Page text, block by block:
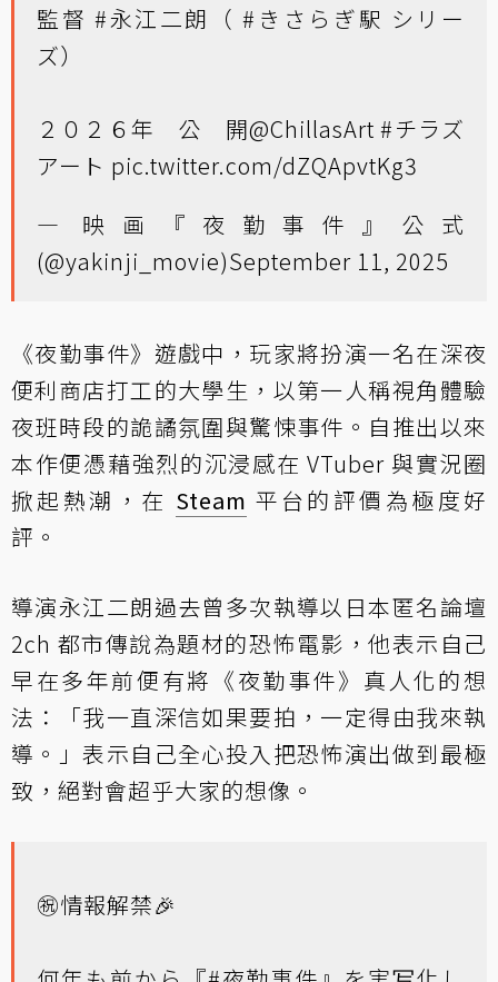
監督 #永江二朗 （#きさらぎ駅 シリー
ズ）
２０２６年 公 開@ChillasArt #チラズ
アート pic.twitter.com/dZQApvtKg3
— 映画『夜勤事件』公式
(@yakinji_movie)September 11, 2025
《夜勤事件》遊戲中，玩家將扮演一名在深夜
便利商店打工的大學生，以第一人稱視角體驗
夜班時段的詭譎氛圍與驚悚事件。自推出以來
本作便憑藉強烈的沉浸感在 VTuber 與實況圈
掀起熱潮，在 Steam 平台的評價為極度好
評。
導演永江二朗過去曾多次執導以日本匿名論壇
2ch 都市傳說為題材的恐怖電影，他表示自己
早在多年前便有將《夜勤事件》真人化的想
法：「我一直深信如果要拍，一定得由我來執
導。」表示自己全心投入把恐怖演出做到最極
致，絕對會超乎大家的想像。
㊗️情報解禁🎉